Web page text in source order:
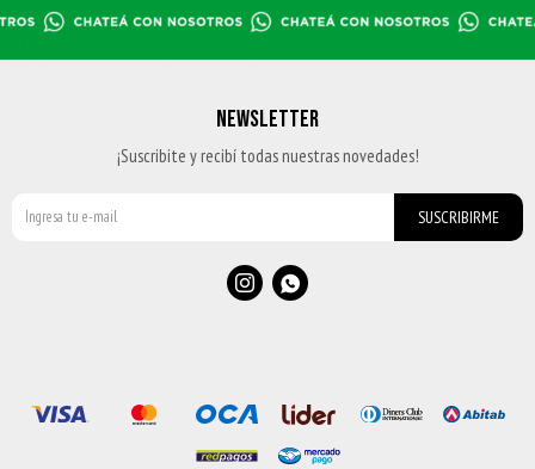
NEWSLETTER
¡Suscribite y recibí todas nuestras novedades!
SUSCRIBIRME
 